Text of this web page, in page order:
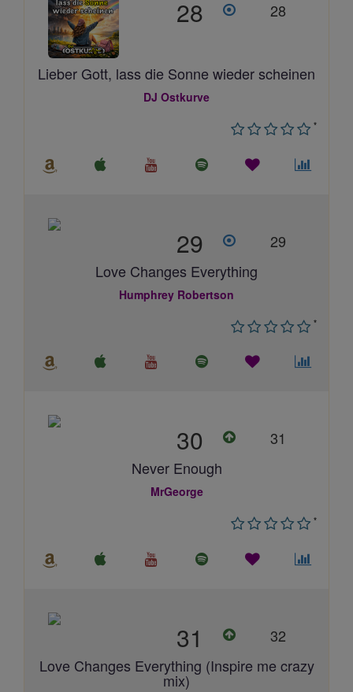
28 28
Lieber Gott, lass die Sonne wieder scheinen
DJ Ostkurve
*
29
29
Love Changes Everything
Humphrey Robertson
*
30
31
Never Enough
MrGeorge
*
31
32
Love Changes Everything (Inspire me crazy
mix)